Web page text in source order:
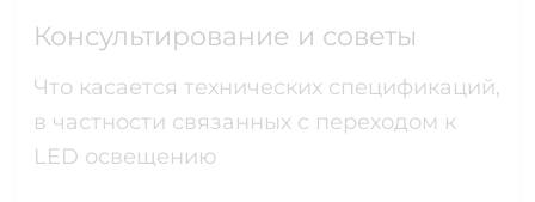
Консультирование и советы
Что касается технических спецификаций,
в частности связанных с переходом к
LED освещению